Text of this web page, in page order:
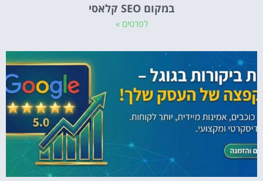
במקום SEO קלאסי
לפרטים »